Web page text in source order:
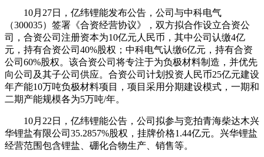
10月27日，亿纬锂能发布公告，公司与中科电气
（300035）签署《合资经营协议》，双方拟合作设立合资公
司，合资公司注册资本为10亿元人民币，其中公司认缴4亿
元，持有合资公司40%股权；中科电气认缴6亿元，持有合资
公司60%股权。该合资公司将专注于为负极材料制造，并优先
向公司及其子公司供应。合资公司计划投资人民币25亿元建设
年产能10万吨负极材料项目，项目采用分期建设模式，一期和
二期产能规模各为5万吨/年。
10月22日，亿纬锂能公告，公司拟参与竞拍青海柴达木兴
华锂盐有限公司35.2857%股权，挂牌价格1.44亿元。兴华锂盐
经营范围包含锂盐、硼化合物生产、销售等。